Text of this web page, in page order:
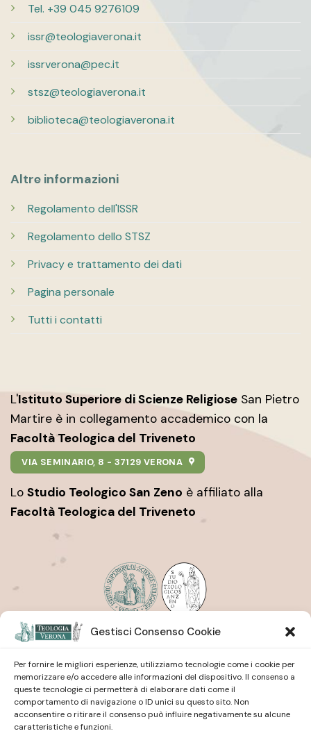
Gestisci Consenso Cookie
Per fornire le migliori esperienze, utilizziamo tecnologie come i cookie per
memorizzare e/o accedere alle informazioni del dispositivo. Il consenso a
queste tecnologie ci permetterà di elaborare dati come il
comportamento di navigazione o ID unici su questo sito. Non
acconsentire o ritirare il consenso può influire negativamente su alcune
caratteristiche e funzioni.
Tel. +39 045 9276109
issr@teologiaverona.it
issrverona@pec.it
stsz@teologiaverona.it
biblioteca@teologiaverona.it
Altre informazioni
Regolamento dell'ISSR
Regolamento dello STSZ
Privacy e trattamento dei dati
Pagina personale
Tutti i contatti
L'Istituto Superiore di Scienze Religiose San Pietro
Martire è in collegamento accademico con la
Facoltà Teologica del Triveneto
VIA SEMINARIO, 8 - 37129 VERONA
Lo Studio Teologico San Zeno è affiliato alla
Facoltà Teologica del Triveneto
Istituto Superiore di Scienze Religiose
| San Pietro